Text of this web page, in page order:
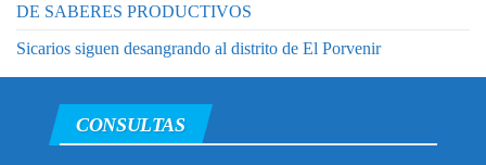
DE SABERES PRODUCTIVOS
Sicarios siguen desangrando al distrito de El Porvenir
CONSULTAS